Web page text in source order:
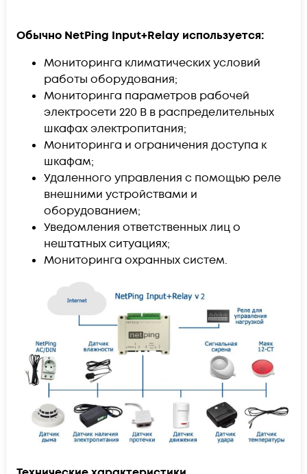
Обычно NetPing Input+Relay используется:
Мониторинга климатических условий
работы оборудования;
Мониторинга параметров рабочей
электросети 220 В в распределительных
шкафах электропитания;
Мониторинга и ограничения доступа к
шкафам;
Удаленного управления с помощью реле
внешними устройствами и
оборудованием;
Уведомления ответственных лиц о
нештатных ситуациях;
Мониторинга охранных систем.